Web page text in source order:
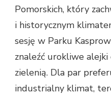
Pomorskich, który
i historycznym
sesję w Parku
znaleźć urokliwe
zielenią. Dla par
industrialny klimat,